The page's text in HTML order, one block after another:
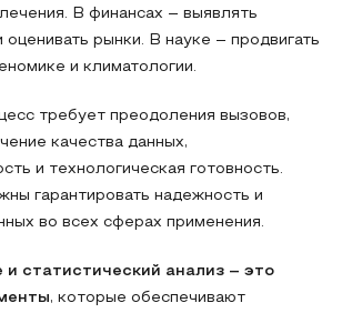
В финансах – выявлять
рынки. В науке – продвигать
и климатологии.
требует преодоления вызовов,
качества данных,
и технологическая готовность.
гарантировать надежность и
во всех сферах применения.
статистический анализ – это
, которые обеспечивают